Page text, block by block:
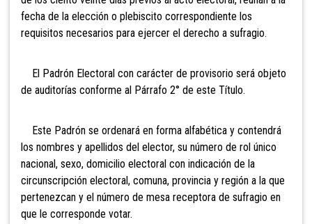
fecha de la elección o plebiscito correspondiente los
requisitos necesarios para ejercer el derecho a sufragio.
El Padrón Electoral con carácter de provisorio será objeto
de auditorías conforme al Párrafo 2° de este Título.
Este Padrón se ordenará en forma alfabética y contendrá
los nombres y apellidos del elector, su número de rol único
nacional, sexo, domicilio electoral con indicación de la
circunscripción electoral, comuna, provincia y región a la que
pertenezcan y el número de mesa receptora de sufragio en
que le corresponde votar.